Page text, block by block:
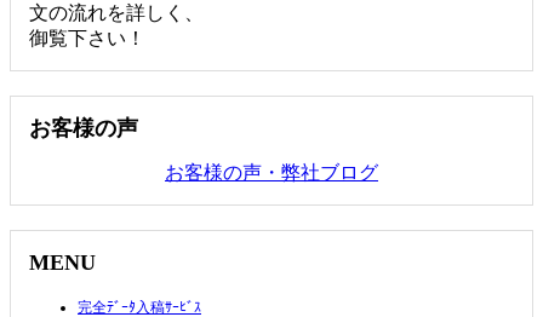
文の流れを詳しく、
御覧下さい！
お客様の声
お客様の声・弊社ブログ
MENU
完全ﾃﾞｰﾀ入稿ｻｰﾋﾞｽ